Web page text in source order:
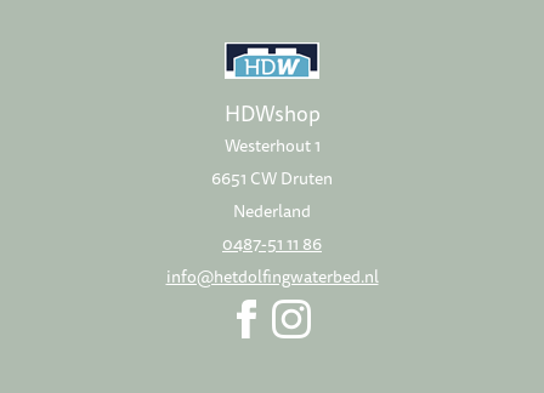
HDWshop
Westerhout 1
6651 CW Druten
Nederland
0487-51 11 86
info@hetdolfingwaterbed.nl